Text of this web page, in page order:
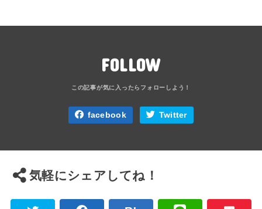
FOLLOW
facebook Twitter
気軽にシェアしてね！